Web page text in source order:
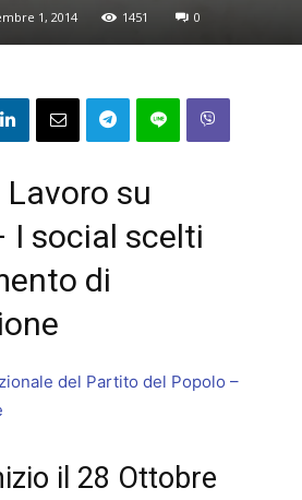
1, 2014 1451 0
Lavoro su
I social scelti
di
del Partito del Popolo –
il 28 Ottobre